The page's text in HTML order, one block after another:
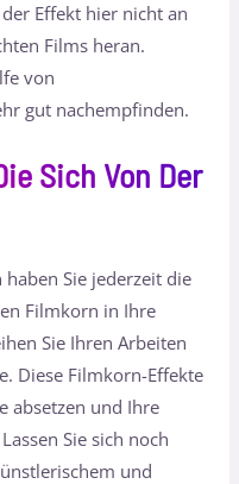
Effekt hier nicht an
Films heran.
von
gut nachempfinden.
Sich Von Der
Sie jederzeit die
Filmkorn in Ihre
Sie Ihren Arbeiten
Diese Filmkorn-Effekte
absetzen und Ihre
Sie sich noch
und